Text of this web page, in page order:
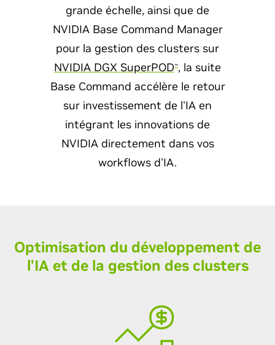
grande échelle, ainsi que de
NVIDIA Base Command Manager
pour la gestion des clusters sur
NVIDIA DGX SuperPOD™, la suite
Base Command accélère le retour
sur investissement de l'IA en
intégrant les innovations de
NVIDIA directement dans vos
workflows d'IA.
Optimisation du développement de
l'IA et de la gestion des clusters